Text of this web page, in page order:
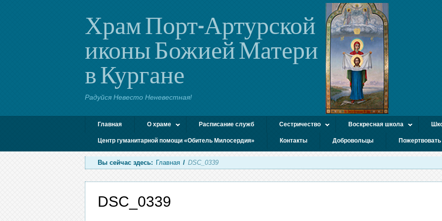
Храм Порт-Артурской
иконы Божией Матери
в Кургане
Радуйся Невесто Неневестная!
Главная О храме Расписание служб Сестричество Воскресная школа
Центр гуманитарной помощи «Обитель Милосердия» Контакты Добровольцы Пожертвовать
Вы сейчас здесь: Главная / DSC_0339
DSC_0339